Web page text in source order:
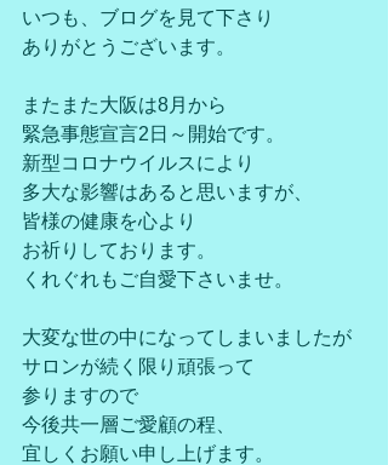
いつも、ブログを見て下さり
ありがとうございます。
またまた大阪は8月から
緊急事態宣言2日～開始です。
新型コロナウイルスにより
多大な影響はあると思いますが、
皆様の健康を心より
お祈りしております。
くれぐれもご自愛下さいませ。
大変な世の中になってしまいましたが
サロンが続く限り頑張って
参りますので
今後共一層ご愛顧の程、
宜しくお願い申し上げます。